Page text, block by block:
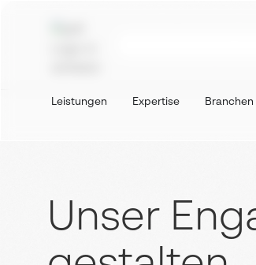
Leistungen Expertise Branchen
Unser